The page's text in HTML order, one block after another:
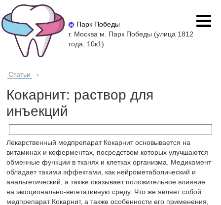
Парк Победы
г. Москва м. Парк Победы (улица 1812
года, 10к1)
Статьи ›
Кокарнит: раствор для
инъекций
Лекарственный медпрепарат Кокарнит основывается на
витаминах и коферментах, посредством которых улучшаются
обменные функции в тканях и клетках организма. Медикамент
обладает такими эффектами, как нейрометаболический и
анальгетический, а также оказывает положительное влияние
на эмоционально-вегетативную среду. Что же являет собой
медпрепарат Кокарнит, а также особенности его применения,